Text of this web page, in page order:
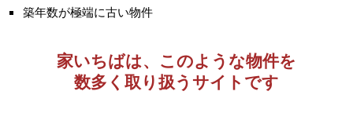
築年数が極端に古い物件
家いちばは、このような物件を
数多く取り扱うサイトです